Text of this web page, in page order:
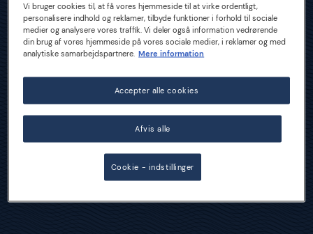
Lemonade Cocktails
Vi bruger cookies til, at få vores hjemmeside til at virke ordentligt,
personalisere indhold og reklamer, tilbyde funktioner i forhold til sociale
medier og analysere vores traffik. Vi deler også information vedrørende
din brug af vores hjemmeside på vores sociale medier, i reklamer og med
analytiske samarbejdspartnere. Mere information
Afvis alle
Accepter alle cookies
Cookie - indstillinger